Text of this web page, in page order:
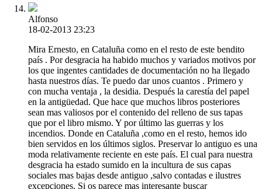
Alfonso
18-02-2013 23:23
Mira Ernesto, en Cataluña como en el resto de este bendito
país . Por desgracia ha habido muchos y variados motivos por
los que ingentes cantidades de documentación no ha llegado
hasta nuestros días. Te puedo dar unos cuantos . Primero y
con mucha ventaja , la desidia. Después la carestía del papel
en la antigüedad. Que hace que muchos libros posteriores
sean mas valiosos por el contenido del relleno de sus tapas
que por el libro mismo. Y por último las guerras y los
incendios. Donde en Cataluña ,como en el resto, hemos ido
bien servidos en los últimos siglos. Preservar lo antiguo es una
moda relativamente reciente en este país. El cual para nuestra
desgracia ha estado sumido en la incultura de sus capas
sociales mas bajas desde antiguo ,salvo contadas e ilustres
excepciones. Si os parece mas interesante buscar